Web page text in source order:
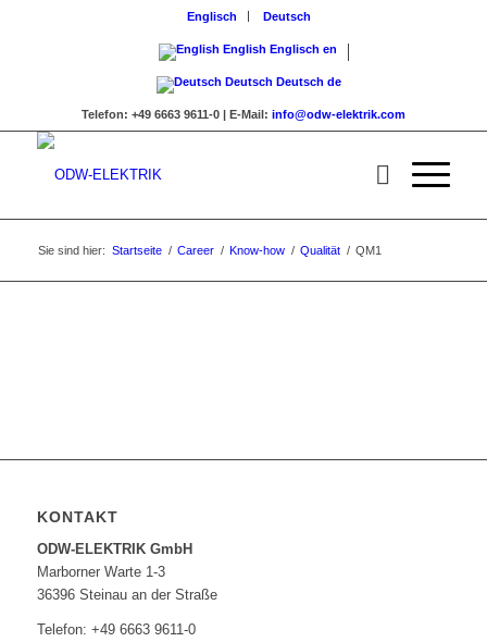
Englisch Deutsch
English Englisch en
Deutsch Deutsch de
Telefon: +49 6663 9611-0 | E-Mail: info@odw-elektrik.com
Sie sind hier: Startseite / Career / Know-how / Qualität / QM1
KONTAKT
ODW-ELEKTRIK GmbH
Marborner Warte 1-3
36396 Steinau an der Straße
Telefon: +49 6663 9611-0